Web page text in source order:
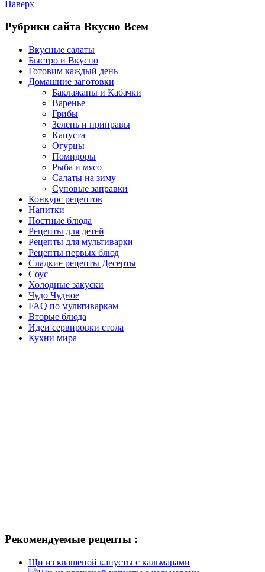
Наверх
Рубрики сайта Вкусно Всем
Вкусные салаты
Быстро и Вкусно
Готовим каждый день
Домашние заготовки
Баклажаны и Кабачки
Варенье
Грибы
Зелень и приправы
Капуста
Огурцы
Помидоры
Рыба и мясо
Салаты на зиму
Суповые заправки
Конкурс рецептов
Напитки
Постные блюда
Рецепты для детей
Рецепты для мультиварки
Рецепты первых блюд
Сладкие рецепты Десерты
Соус
Холодные закуски
Чудо Чудное
FAQ по мультиваркам
Вторые блюда
Идеи сервировки стола
Кухни мира
Рекомендуемые рецепты :
Щи из квашеной капусты с кальмарами